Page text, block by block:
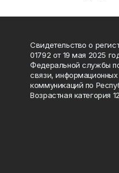
Свидетельство о
01792 от 19 мая 2025
Федеральной службы
связи,
коммуникаций по
Возрастная категория